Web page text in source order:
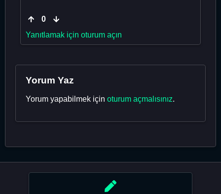
0
Yanıtlamak için oturum açın
Yorum Yaz
Yorum yapabilmek için oturum açmalısınız.